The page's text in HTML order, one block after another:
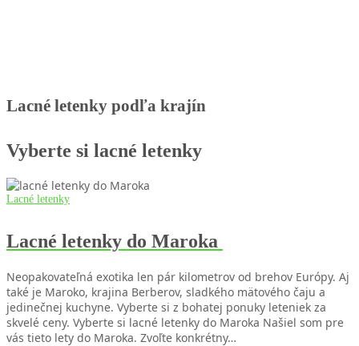
Lacné letenky podľa krajín
Vyberte si lacné letenky
Lacné letenky
Lacné letenky do Maroka
Neopakovateľná exotika len pár kilometrov od brehov Európy. Aj
také je Maroko, krajina Berberov, sladkého mätového čaju a
jedinečnej kuchyne. Vyberte si z bohatej ponuky leteniek za
skvelé ceny. Vyberte si lacné letenky do Maroka Našiel som pre
vás tieto lety do Maroka. Zvoľte konkrétny…